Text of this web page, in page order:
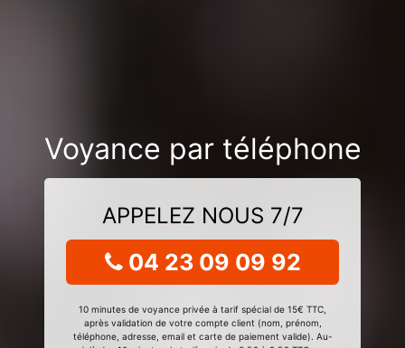
Voyance par téléphone
APPELEZ NOUS 7/7
04 23 09 09 92
10 minutes de voyance privée à tarif spécial de 15€ TTC,
après validation de votre compte client (nom, prénom,
téléphone, adresse, email et carte de paiement valide). Au-